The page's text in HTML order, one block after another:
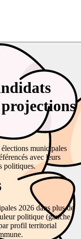
municipales
avec leurs
politiques.
2026 dans plus de
politique (gauche,
profil territorial